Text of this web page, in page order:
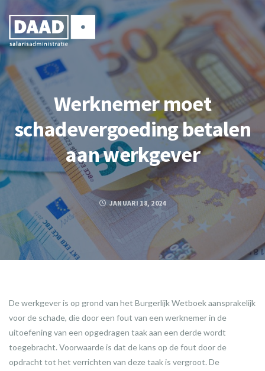
Werknemer moet
schadevergoeding betalen
aan werkgever
JANUARI 18, 2024
De werkgever is op grond van het Burgerlijk Wetboek aansprakelijk
voor de schade, die door een fout van een werknemer in de
uitoefening van een opgedragen taak aan een derde wordt
toegebracht. Voorwaarde is dat de kans op de fout door de
opdracht tot het verrichten van deze taak is vergroot. De